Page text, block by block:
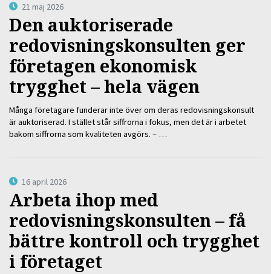
21 maj 2026
Den auktoriserade
redovisningskonsulten ger
företagen ekonomisk
trygghet – hela vägen
Många företagare funderar inte över om deras redovisningskonsult
är auktoriserad. I stället står siffrorna i fokus, men det är i arbetet
bakom siffrorna som kvaliteten avgörs. – …
16 april 2026
Arbeta ihop med
redovisningskonsulten – få
bättre kontroll och trygghet
i företaget